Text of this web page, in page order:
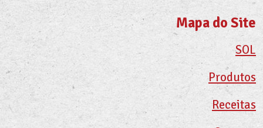
Mapa do Site
SOL
Produtos
Receitas